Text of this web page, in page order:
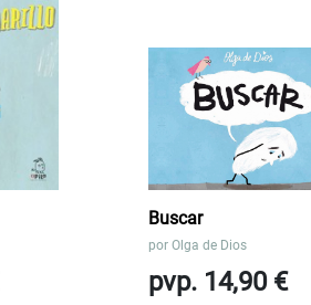
Buscar
porOlga de Dios
pvp. 14,90 €